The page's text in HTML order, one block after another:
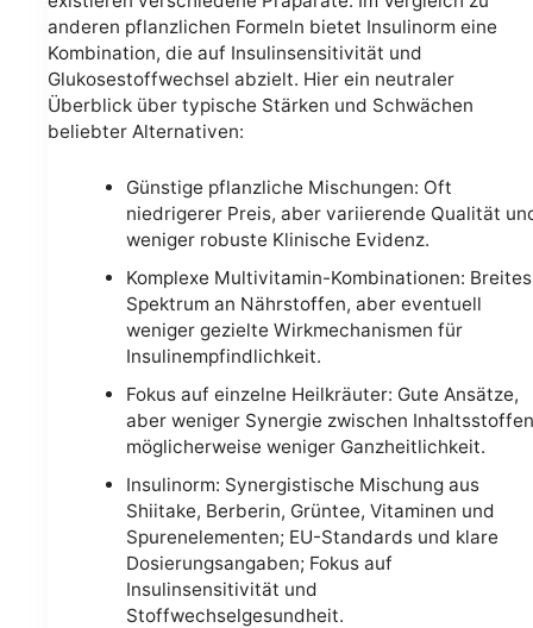
anderen pflanzlichen Formeln bietet Insulinorm eine
Kombination, die auf Insulinsensitivität und
Glukosestoffwechsel abzielt. Hier ein neutraler
Überblick über typische Stärken und Schwächen
beliebter Alternativen:
Günstige pflanzliche Mischungen: Oft
niedrigerer Preis, aber variierende Qualität
weniger robuste Klinische Evidenz.
Komplexe Multivitamin-Kombinationen: Breites
Spektrum an Nährstoffen, aber eventuell
weniger gezielte Wirkmechanismen für
Insulinempfindlichkeit.
Fokus auf einzelne Heilkräuter: Gute Ansätze,
aber weniger Synergie zwischen
möglicherweise weniger Ganzheitlichkeit.
Insulinorm: Synergistische Mischung aus
Shiitake, Berberin, Grüntee, Vitaminen und
Spurenelementen; EU-Standards und klare
Dosierungsangaben; Fokus auf
Insulinsensitivität und
Stoffwechselgesundheit.